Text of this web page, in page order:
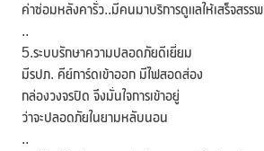
ค่าซ่อมหลังคารั่ว..มีคนมาบริการดูแลให้เสร็จสรรพ
..
5.ระบบรักษาความปลอดภัยดีเยี่ยม
มีรปภ. คีย์การ์ดเข้าออก มีไฟสอดส่อง
กล่องวงจรปิด จึงมั่นใจการเข้าอยู่
ว่าจะปลอดภัยในยามหลับนอน
..